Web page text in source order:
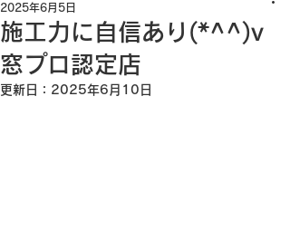
施工力に自信あり(*^^)v
窓プロ認定店
2025年6月5日
更新日： 2025年6月10日